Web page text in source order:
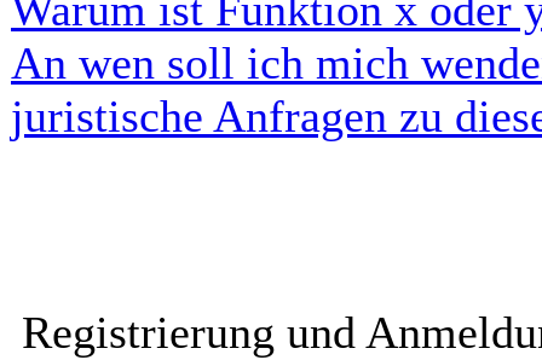
An wen soll ich mich
juristische Anfragen zu
Registrierung und